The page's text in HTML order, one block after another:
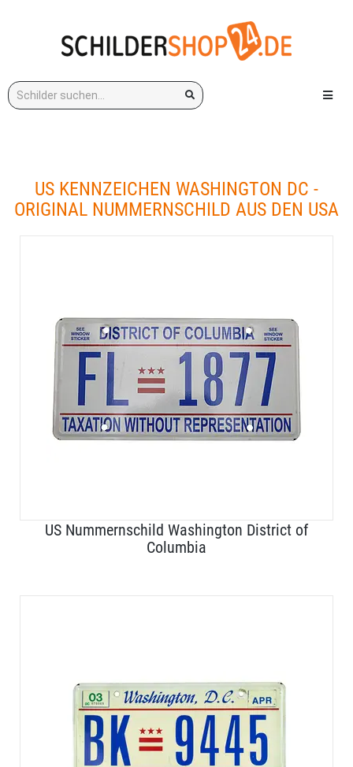
Stichwort: Menü
US KENNZEICHEN WASHINGTON DC -
ORIGINAL NUMMERNSCHILD AUS DEN USA
US Nummernschild Washington District of
Columbia